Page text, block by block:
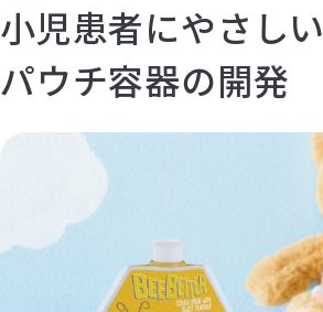
小児患者にやさしい
パウチ容器の開発